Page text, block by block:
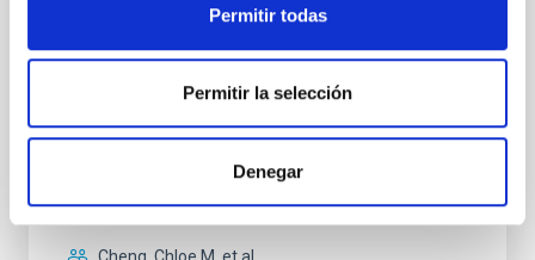
Permitir todas
Permitir la selección
Denegar
Spatially resolved stellar populations of massive
quiescent galaxies at cosmic noon provide powerful
mass assembly mechanisms. Previous photometric
galaxies are redder than their outskirts. However,
spectroscopy is needed to break the age-metallicity